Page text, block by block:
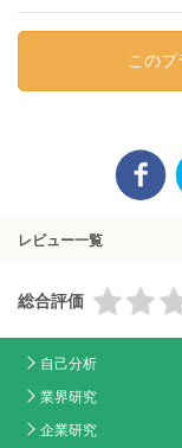
この
レビュー一覧
総合評価
自己分析
業界研究
企業研究